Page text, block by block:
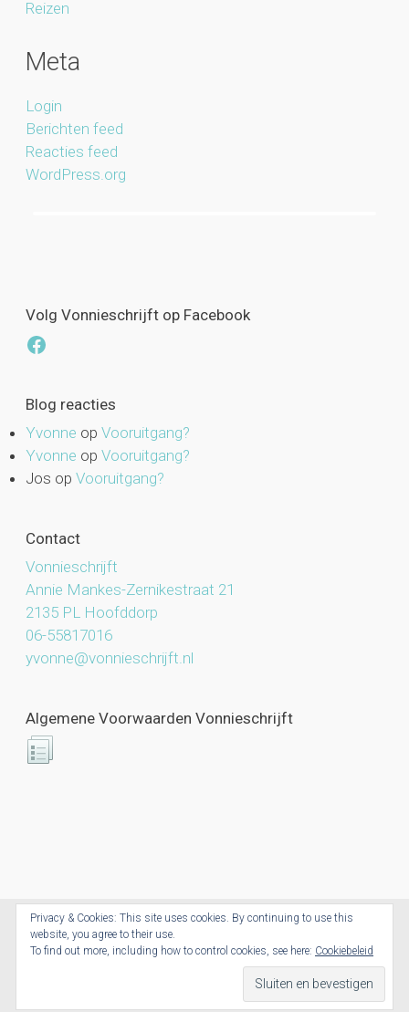
Reizen
Meta
Login
Berichten feed
Reacties feed
WordPress.org
Volg Vonnieschrijft op Facebook
Facebook
Blog reacties
Yvonne op Vooruitgang?
Yvonne op Vooruitgang?
Jos op Vooruitgang?
Contact
Vonnieschrijft
Annie Mankes-Zernikestraat 21
2135 PL Hoofddorp
06-55817016
yvonne@vonnieschrijft.nl
Algemene Voorwaarden Vonnieschrijft
Vonnieschrijft.nl © 2026. All Rights Reserved.
Privacy & Cookies: This site uses cookies. By continuing to use this
website, you agree to their use.
To find out more, including how to control cookies, see here: Cookiebeleid